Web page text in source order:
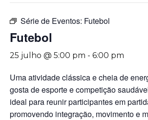
Série de Eventos: Futebol
Futebol
25 julho @ 5:00 pm - 6:00 pm
Uma atividade clássica e cheia de
gosta de esporte e competição
ideal para reunir participantes em
promovendo integração, movimento e